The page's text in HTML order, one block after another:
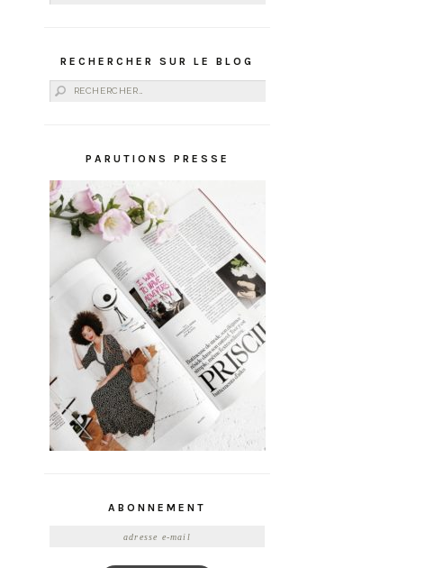
RECHERCHER SUR LE BLOG
Rechercher :
PARUTIONS PRESSE
ABONNEMENT